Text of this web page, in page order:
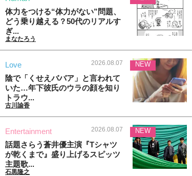
体力をつける“体力がない”問題、
どう乗り越える？50代のリアルす
ぎ...
まなたろう
Love 2026.08.07
陰で「くせえババア」と言われて
いた…年下彼氏のウラの顔を知り
トラウ...
古川諭香
NEW
Entertainment 2026.08.07
話題さらう蒼井優主演『Tシャツ
が乾くまで』盛り上げるスピッツ
主題歌...
石黒隆之
NEW